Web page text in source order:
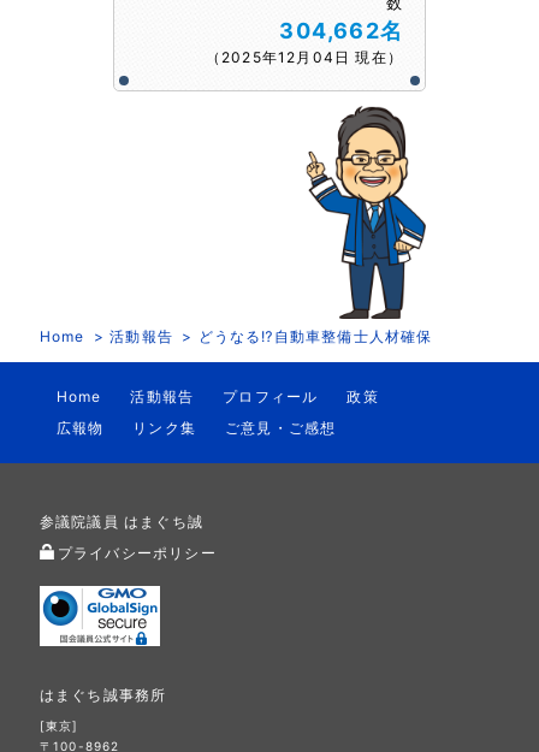
304,662名
（2025年12月04日 現在）
Home 活動報告 どうなる⁉︎自動車整備士人材確保
Home 活動報告 プロフィール
政策
広報物
リンク集 ご意見・ご感想
参議院議員 はまぐち誠
プライバシーポリシー
はまぐち誠事務所
[東京]
〒100-8962